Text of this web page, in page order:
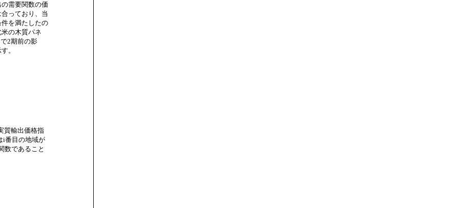
需要関数の価
っており、当
を満たしたの
の木質パネ
2期前の影
。
質輸出価格指
i番目の地域が
数であること